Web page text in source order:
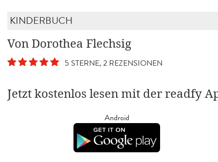
KINDERBUCH
Von Dorothea Flechsig
5 STERNE, 2 REZENSIONEN
Jetzt kostenlos lesen mit der readfy
Android